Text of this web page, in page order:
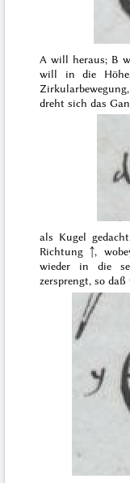
A will heraus; B
will in die
dreht sich das
als Kugel
Richtung ↑,
wieder in die
zersprengt, so